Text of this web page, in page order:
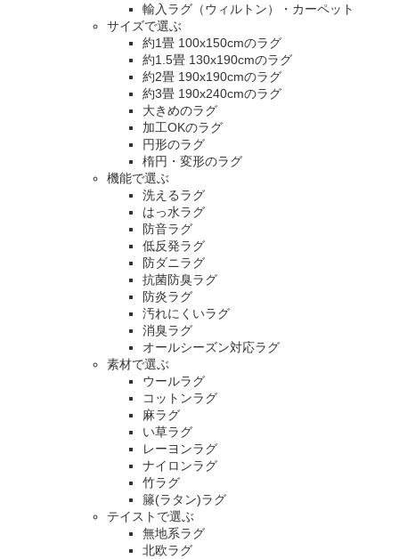
輸入ラグ（ウィルトン）・カーペット
サイズで選ぶ
約1畳 100x150cmのラグ
約1.5畳 130x190cmのラグ
約2畳 190x190cmのラグ
約3畳 190x240cmのラグ
大きめのラグ
加工OKのラグ
円形のラグ
楕円・変形のラグ
機能で選ぶ
洗えるラグ
はっ水ラグ
防音ラグ
低反発ラグ
防ダニラグ
抗菌防臭ラグ
防炎ラグ
汚れにくいラグ
消臭ラグ
オールシーズン対応ラグ
素材で選ぶ
ウールラグ
コットンラグ
麻ラグ
い草ラグ
レーヨンラグ
ナイロンラグ
竹ラグ
籐(ラタン)ラグ
テイストで選ぶ
無地系ラグ
北欧ラグ